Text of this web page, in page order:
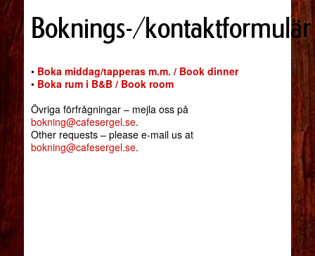
Boknings-/kontaktformulär
• Boka middag/tapperas m.m. / Book dinner
• Boka rum i B&B / Book room
Övriga förfrågningar – mejla oss på
bokning@cafesergel.se.
Other requests – please e-mail us at
bokning@cafesergel.se.